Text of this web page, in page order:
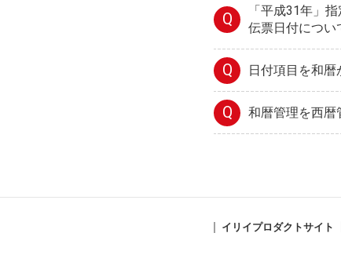
Q
「平成31年」
伝票日付につい
Q 日付項目を和
Q 和暦管理を西暦
イリイプロダクトサイト